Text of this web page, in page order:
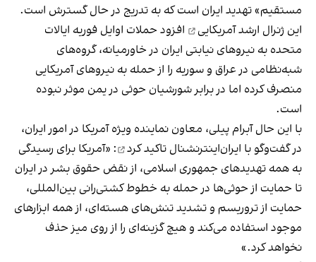
مستقیم» تهدید ایران است که به تدریج در حال گسترش است.
این ژنرال ارشد آمریکایی
افزود حملات اوایل فوریه ایالات
متحده به نیروهای نیابتی ایران در خاورمیانه، گروه‌های
شبه‌نظامی در عراق و سوریه را از حمله به نیروهای آمریکایی
منصرف کرده اما در برابر شورشیان حوثی در یمن موثر نبوده
است.
با این حال آبرام پیلی، معاون نماینده ویژه آمریکا در امور ایران،
در گفت‌وگو با ایران‌اینترنشنال تاکید کرد
: «آمریکا برای رسیدگی
به همه تهدیدهای جمهوری اسلامی، از نقض حقوق بشر در ایران
تا حمایت از حوثی‌ها در حمله به خطوط کشتی‌رانی بین‌المللی،
حمایت از تروریسم و تشدید تنش‌های هسته‌ای، از همه ابزارهای
موجود استفاده می‌کند و هیچ گزینه‌ای را از روی میز حذف
نخواهد کرد.»